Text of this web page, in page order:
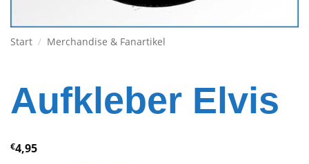
Start / Merchandise & Fanartikel
Aufkleber Elvis
€4,95